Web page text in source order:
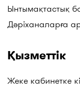
Ынтымақтастық
Дәріханаларға
Қызметтік
Жеке кабинетке